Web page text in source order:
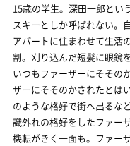
15歳の学生。深田一郎とい
スキーとしか呼ばれない。
アパートに住まわせて生活
割。刈り込んだ短髪に眼鏡
いつもファーザーにそその
ザーにそそのかされたとは
のような格好で街へ出るな
識外れの格好をしたファー
機転がきく一面も。ファー